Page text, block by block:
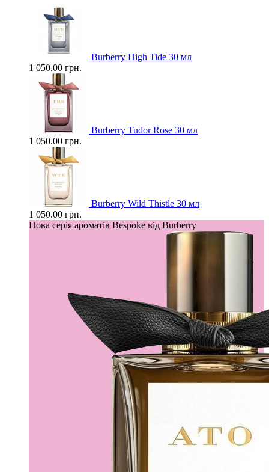
Burberry High Tide 30 мл
1 050.00 грн.
Burberry Tudor Rose 30 мл
1 050.00 грн.
Burberry Wild Thistle 30 мл
1 050.00 грн.
Нова серія ароматів Bespoke від Burberry